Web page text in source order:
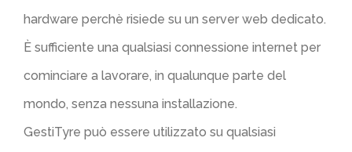
hardware perchè risiede su un server web dedicato.
È sufficiente una qualsiasi connessione internet per
cominciare a lavorare, in qualunque parte del
mondo, senza nessuna installazione.
GestiTyre può essere utilizzato su qualsiasi